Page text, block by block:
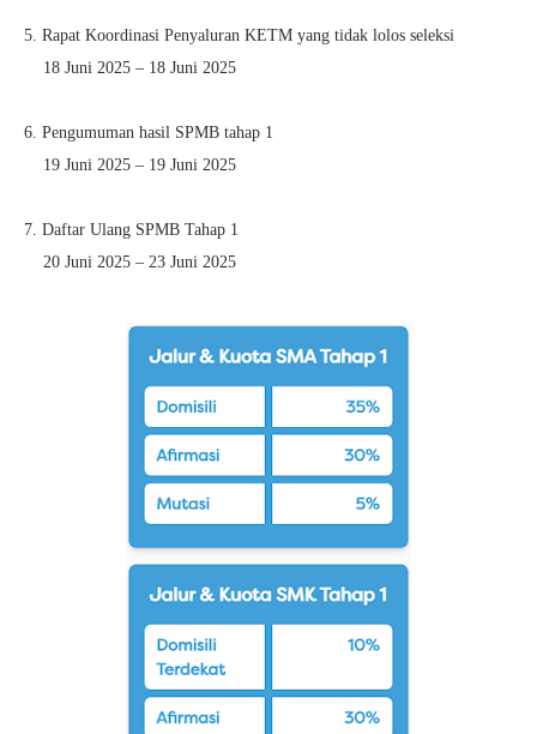
5. Rapat Koordinasi Penyaluran KETM yang tidak lolos seleksi
18 Juni 2025 – 18 Juni 2025
6. Pengumuman hasil SPMB tahap 1
19 Juni 2025 – 19 Juni 2025
7. Daftar Ulang SPMB Tahap 1
20 Juni 2025 – 23 Juni 2025